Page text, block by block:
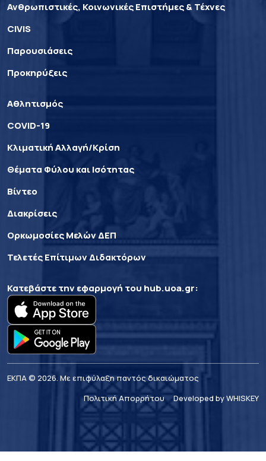
Ανθρωπιστικές, Κοινωνικές Επιστήμες & Τέχνες
CIVIS
Παρουσιάσεις
Προκηρύξεις
Αθλητισμός
COVID-19
Κλιματική Αλλαγή/Κρίση
Θέματα Φύλου και Ισότητας
Βίντεο
Διακρίσεις
Ορκωμοσίες Μελών ΔΕΠ
Τελετές Επίτιμων Διδακτόρων
Κατεβάστε την εφαρμογή του hub.uoa.gr:
ΕΚΠΑ © 2026. Με επιφύλαξη παντός δικαιώματος
Πολιτική Απορρήτου
Developed by WHISKEY